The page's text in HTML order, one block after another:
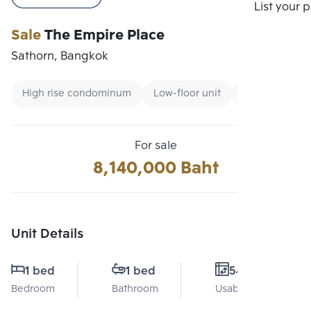
List your
SaleThe Empire Place
Sathorn, Bangkok
High rise condominum Low-floor unit
For sale
8,140,000 Baht
Unit Details
1 bed
Bedroom
1 bed
Bathroom
54 Sq.m.
Usable area